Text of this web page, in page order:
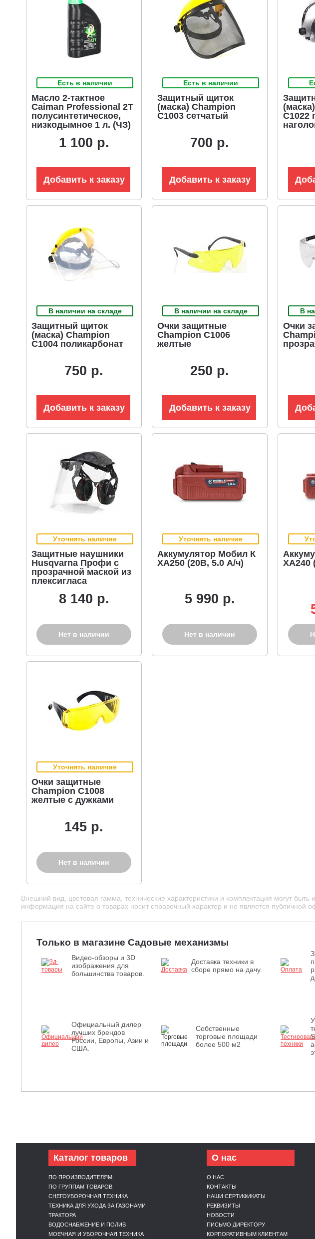
Есть в наличии
Масло 2-тактное
Caiman Professional 2T
полусинтетическое,
низкодымное 1 л. (ЧЗ)
1 100 р.
Добавить к заказу
Есть в наличии
Защитный щиток
(маска) Champion
C1003 сетчатый
700 р.
Добавить к заказу
C1022
В наличии на складе
Защитный щиток
(маска) Champion
C1004 поликарбонат
750 р.
Добавить к заказу
В наличии на складе
Очки защитные
Champion C1006
желтые
250 р.
Добавить к заказу
В
Очки
Уточнять наличие
Защитные наушники
Husqvarna Профи с
прозрачной маской из
плексигласа
8 140 р.
Нет в наличии
Уточнять наличие
Аккумулятор Мобил К
XA250 (20В, 5.0 А/ч)
5 990 р.
Нет в наличии
XA240
Уточнять наличие
Очки защитные
Champion C1008
желтые с дужками
145 р.
Нет в наличии
Внешний вид, цветовая гамма, технические характеристики и комплектация могут
информация на сайте о товарах носит справочный характер и не является публичной
Только в магазине Садовые механизмы
Видео-обзоры и 3D
изображения для
большинства товаров.
Доставка техники в
сборе прямо на дачу.
Официальный дилер
лучших брендов
России, Европы, Азии и
США.
Собственные
торговые площади
более 500 м2
Каталог товаров
ПО ПРОИЗВОДИТЕЛЯМ
ПО ГРУППАМ ТОВАРОВ
СНЕГОУБОРОЧНАЯ ТЕХНИКА
ТЕХНИКА ДЛЯ УХОДА ЗА ГАЗОНАМИ
ТРАКТОРА
ВОДОСНАБЖЕНИЕ И ПОЛИВ
МОЕЧНАЯ И УБОРОЧНАЯ ТЕХНИКА
О нас
О НАС
КОНТАКТЫ
НАШИ СЕРТИФИКАТЫ
РЕКВИЗИТЫ
НОВОСТИ
ПИСЬМО ДИРЕКТОРУ
КОРПОРАТИВНЫМ КЛИЕНТАМ